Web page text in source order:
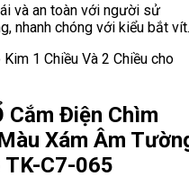
và an toàn với người sử
nhanh chóng với kiểu bắt vít.
Cắm Điện Chìm
Xám Âm
C7-065